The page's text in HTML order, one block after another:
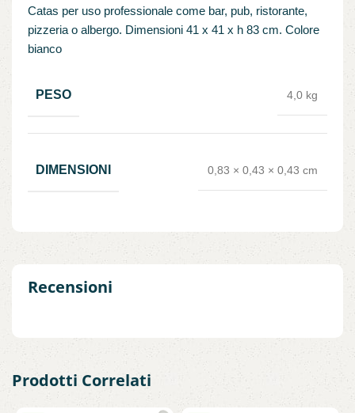
Catas per uso professionale come bar, pub, ristorante,
pizzeria o albergo. Dimensioni 41 x 41 x h 83 cm. Colore
bianco
PESO 4,0 kg
DIMENSIONI 0,83 × 0,43 × 0,43 cm
Recensioni
Prodotti Correlati